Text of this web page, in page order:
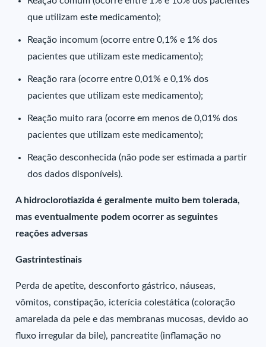
que utilizam este medicamento);
Reação incomum (ocorre entre 0,1% e 1% dos
pacientes que utilizam este medicamento);
Reação rara (ocorre entre 0,01% e 0,1% dos
pacientes que utilizam este medicamento);
Reação muito rara (ocorre em menos de 0,01% dos
pacientes que utilizam este medicamento);
Reação desconhecida (não pode ser estimada a partir
dos dados disponíveis).
A hidroclorotiazida é geralmente muito bem tolerada,
mas eventualmente podem ocorrer as seguintes
reações adversas
Gastrintestinais
Perda de apetite, desconforto gástrico, náuseas,
vômitos, constipação, icterícia colestática (coloração
amarelada da pele e das membranas mucosas, devido ao
fluxo irregular da bile), pancreatite (inflamação no